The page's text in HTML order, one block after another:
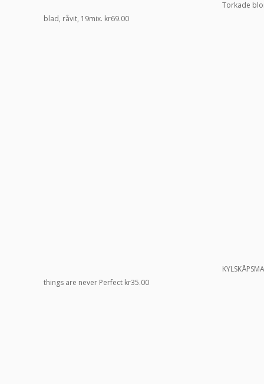
Torkade
blad, råvit, 19mix. kr69.00
things are never Perfect kr35.00